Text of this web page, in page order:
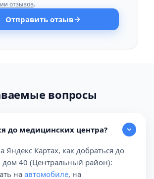
отзывов.
Отправить отзыв
вопросы
до медицинских центра?
Яндекс Картах, как добраться до
дом 40 (Центральный район):
наавтомобиле, на